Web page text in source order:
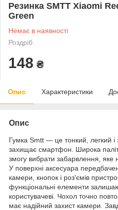
Резинка SMTT Xiaomi
Green
Немає в наявності
Роздріб
148 ₴
Опис Характеристики
Опис
Гумка Smtt — це тонкий, легкий і
захищає смартфон. Широка
змогу вибрати забарвлення, яке
У поверхні аксесуара
камери, кнопок і роз'ємів
функціональні елементи
користувачеві. Чохол точно
має надійний захист камери.